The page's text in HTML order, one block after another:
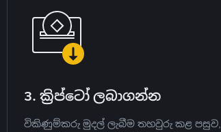
3. ක්‍රිප්ටෝ ලබාගන්න
විකිණුම්කරු මුදල් ලැබීම තහවුරු කළ පසුව,